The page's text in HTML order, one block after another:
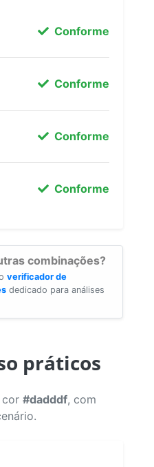
Conforme
Conforme
Conforme
Conforme
combinações?
verificador de
dedicado para análises
práticos
cor #dadddf, com